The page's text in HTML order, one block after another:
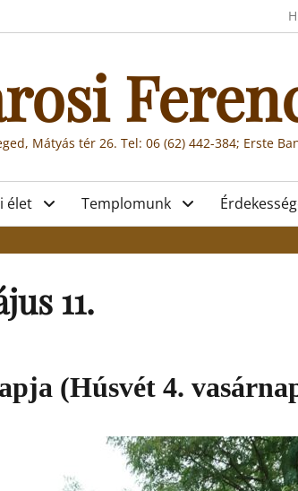
Mátyás tér 26. Tel: 06 (62) 442-384; Erste
élet Templomunk
11.
(Húsvét 4.